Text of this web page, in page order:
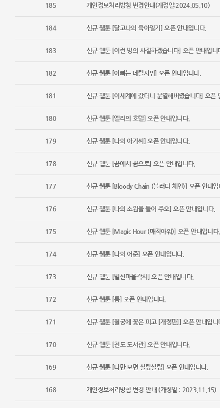
185 개인정보처리방침 변경안내(개정일:2024.05.10)
184 신규 웹툰 [달고나의 육아일기] 오픈 안내입니다.
183 신규 웹툰 [이런 빙의 사절하겠습니다] 오픈 안내입니
182 신규 웹툰 [아빠는 데릴사위] 오픈 안내입니다.
181 신규 웹툰 [이세계에 갔더니 분열해버렸습니다] 오픈
180 신규 웹툰 [엘리의 호텔] 오픈 안내입니다.
179 신규 웹툰 [나의 아가씨] 오픈 안내입니다.
178 신규 웹툰 [꿈에서 꿈으로] 오픈 안내입니다.
177 신규 웹툰 [Bloody Chain (블러디 체인)] 오픈 안내입
176 신규 웹툰 [나의 소원을 들어 주오] 오픈 안내입니다.
175 신규 웹툰 [Magic Hour (매직아워)] 오픈 안내입니다.
174 신규 웹툰 [나의 어준] 오픈 안내입니다.
173 신규 웹툰 [별신마을각시] 오픈 안내입니다.
172 신규 웹툰 [틈] 오픈 안내입니다.
171 신규 웹툰 [월궁에 꽃은 피고 [개정판]] 오픈 안내입니
170 신규 웹툰 [천도 도서관] 오픈 안내입니다.
169 신규 웹툰 [나만 보면 살랑살랑] 오픈 안내입니다.
168 개인정보처리방침 변경 안내 (개정일 : 2023.11.15)